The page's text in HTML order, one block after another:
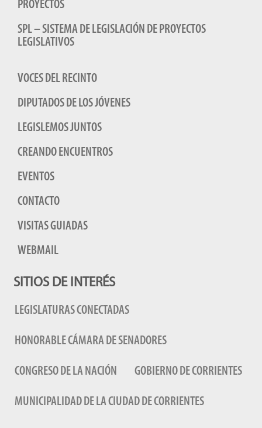
PROYECTOS
SPL – SISTEMA DE LEGISLACIÓN DE PROYECTOS
LEGISLATIVOS
VOCES DEL RECINTO
DIPUTADOS DE LOS JÓVENES
LEGISLEMOS JUNTOS
CREANDO ENCUENTROS
EVENTOS
CONTACTO
VISITAS GUIADAS
WEBMAIL
SITIOS DE INTERÉS
LEGISLATURAS CONECTADAS
HONORABLE CÁMARA DE SENADORES
CONGRESO DE LA NACIÓN GOBIERNO DE CORRIENTES
MUNICIPALIDAD DE LA CIUDAD DE CORRIENTES